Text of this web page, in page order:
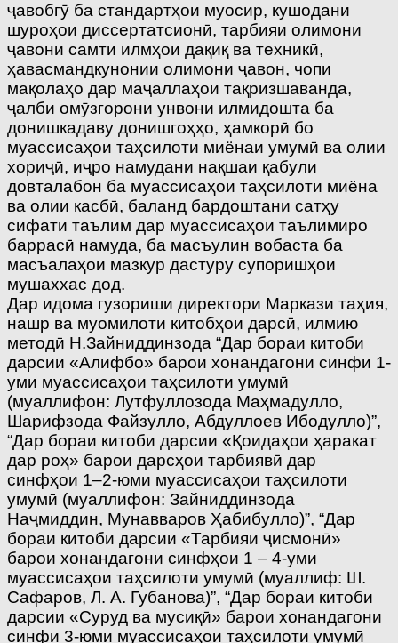
ҷавобгӯ ба стандартҳои муосир, кушодани
шуроҳои диссертатсионӣ, тарбияи олимони
ҷавони самти илмҳои дақиқ ва техникӣ,
ҳавасмандкунонии олимони ҷавон, чопи
мақолаҳо дар маҷаллаҳои тақризшаванда,
ҷалби омӯзгорони унвони илмидошта ба
донишкадаву донишгоҳҳо, ҳамкорӣ бо
муассисаҳои таҳсилоти миёнаи умумӣ ва олии
хориҷӣ, иҷро намудани нақшаи қабули
довталабон ба муассисаҳои таҳсилоти миёна
ва олии касбӣ, баланд бардоштани сатҳу
сифати таълим дар муассисаҳои таълимиро
баррасӣ намуда, ба масъулин вобаста ба
масъалаҳои мазкур дастуру супоришҳои
мушаххас дод.
Дар идома гузориши директори Маркази таҳия,
нашр ва муомилоти китобҳои дарсӣ, илмию
методӣ Н.Зайниддинзода “Дар бораи китоби
дарсии «Алифбо» барои хонандагони синфи 1-
уми муассисаҳои таҳсилоти умумӣ
(муаллифон: Лутфуллозода Маҳмадулло,
Шарифзода Файзулло, Абдуллоев Ибодулло)”,
“Дар бораи китоби дарсии «Қоидаҳои ҳаракат
дар роҳ» барои дарсҳои тарбиявӣ дар
синфҳои 1–2-юми муассисаҳои таҳсилоти
умумӣ (муаллифон: Зайниддинзода
Наҷмиддин, Мунавваров Ҳабибулло)”, “Дар
бораи китоби дарсии «Тарбияи ҷисмонӣ»
барои хонандагони синфҳои 1 – 4-уми
муассисаҳои таҳсилоти умумӣ (муаллиф: Ш.
Сафаров, Л. А. Губанова)”, “Дар бораи китоби
дарсии «Суруд ва мусиқӣ» барои хонандагони
синфи 3-юми муассисаҳои таҳсилоти умумӣ